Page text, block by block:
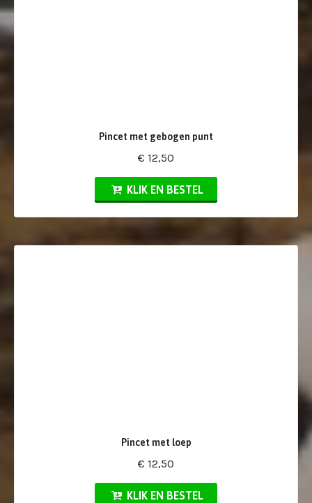
Pincet met gebogen punt
€ 12,50
KLIK EN BESTEL
Pincet met loep
€ 12,50
KLIK EN BESTEL